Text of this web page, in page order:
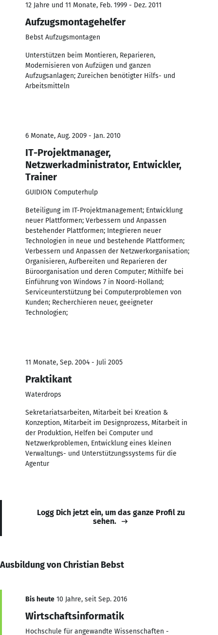
12 Jahre und 11 Monate, Feb. 1999 - Dez. 2011
Aufzugsmontagehelfer
Bebst Aufzugsmontagen
Unterstützen beim Montieren, Reparieren,
Modernisieren von Aufzügen und ganzen
Aufzugsanlagen; Zureichen benötigter Hilfs- und
Arbeitsmitteln
6 Monate, Aug. 2009 - Jan. 2010
IT-Projektmanager,
Netzwerkadministrator, Entwickler,
Trainer
GUIDION Computerhulp
Beteiligung im IT-Projektmanagement; Entwicklung
neuer Plattformen; Verbessern und Anpassen
bestehender Plattformen; Integrieren neuer
Technologien in neue und bestehende Plattformen;
Verbessern und Anpassen der Netzwerkorganisation;
Organisieren, Aufbereiten und Reparieren der
Büroorganisation und deren Computer; Mithilfe bei
Einführung von Windows 7 in Noord-Holland;
Serviceunterstützung bei Computerproblemen von
Kunden; Recherchieren neuer, geeigneter
Technologien;
11 Monate, Sep. 2004 - Juli 2005
Praktikant
Waterdrops
Sekretariatsarbeiten, Mitarbeit bei Kreation &
Konzeption, Mitarbeit im Designprozess, Mitarbeit in
der Produktion, Helfen bei Computer und
Netzwerkproblemen, Entwicklung eines kleinen
Verwaltungs- und Unterstützungssystems für die
Agentur
Logg Dich jetzt ein, um das ganze Profil zu
sehen.
Ausbildung von Christian Bebst
Bis heute 10 Jahre, seit Sep. 2016
Wirtschaftsinformatik
Hochschule für angewandte Wissenschaften -